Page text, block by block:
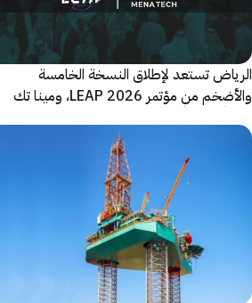
الرياض تستعد لإطلاق النسخة الخامسة
والأضخم من مؤتمر LEAP 2026، ومينا تك